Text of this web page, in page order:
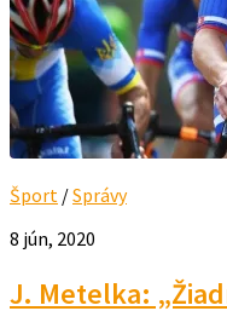
Šport /Správy
8 jún, 2020
J. Metelka: